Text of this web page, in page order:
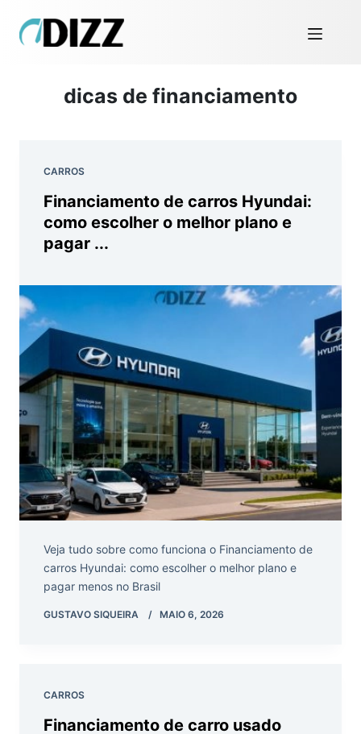
dicas de financiamento
CARROS
Financiamento de carros Hyundai:
como escolher o melhor plano e
pagar ...
Veja tudo sobre como funciona o Financiamento de
carros Hyundai: como escolher o melhor plano e
pagar menos no Brasil
GUSTAVO SIQUEIRA MAIO 6, 2026
CARROS
Financiamento de carro usado